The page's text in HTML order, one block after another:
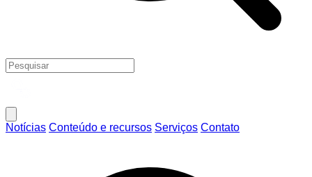
Notícias Conteúdo e recursos Serviços Contato